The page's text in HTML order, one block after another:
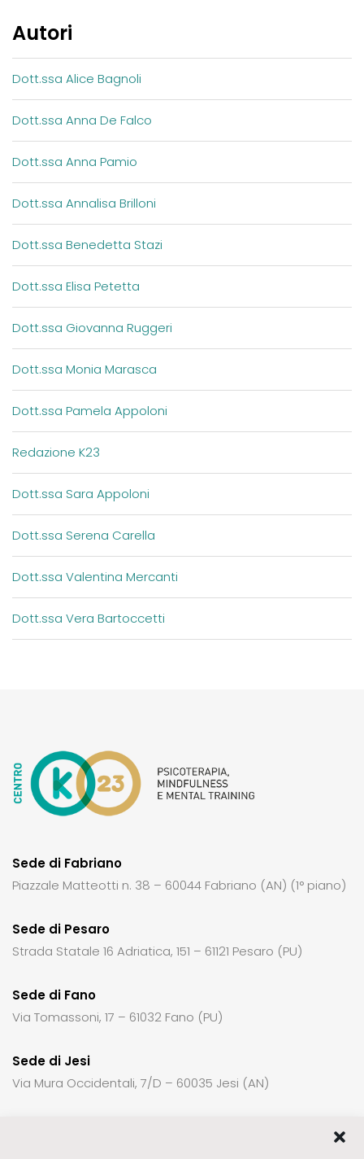
Autori
Dott.ssa Alice Bagnoli
Dott.ssa Anna De Falco
Dott.ssa Anna Pamio
Dott.ssa Annalisa Brilloni
Dott.ssa Benedetta Stazi
Dott.ssa Elisa Petetta
Dott.ssa Giovanna Ruggeri
Dott.ssa Monia Marasca
Dott.ssa Pamela Appoloni
Redazione K23
Dott.ssa Sara Appoloni
Dott.ssa Serena Carella
Dott.ssa Valentina Mercanti
Dott.ssa Vera Bartoccetti
Sede di Fabriano
Piazzale Matteotti n. 38 – 60044 Fabriano (AN) (1° piano)
Sede di Pesaro
Strada Statale 16 Adriatica, 151 – 61121 Pesaro (PU)
Sede di Fano
Via Tomassoni, 17 – 61032 Fano (PU)
Sede di Jesi
Via Mura Occidentali, 7/D – 60035 Jesi (AN)